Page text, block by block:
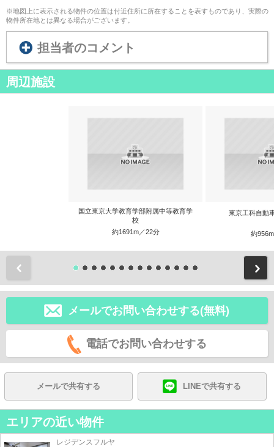
※地図上に表示される物件の位置は付近住所に所在することを表すものであり、実際の
物件所在地とは異なる場合がございます。
担当者のコメント
周辺施設
国立東京大学教育学部附属中等教育学
校
約1691m／22分
東京工科自動
約
メールでお問い合わせする(無料)
電話でお問い合わせする
メールで共有する LINEで共有する
エリアの近い物件
レジデンスフルヤ